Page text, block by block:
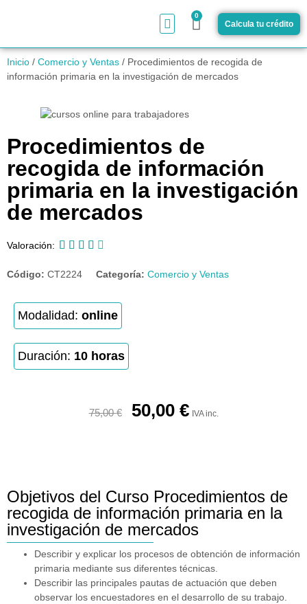
0
Calcula tu crédito
Inicio / Comercio y Ventas / Procedimientos de recogida de
información primaria en la investigación de mercados
Procedimientos de
recogida de información
primaria en la investigación
de mercados
Valoración:     
Código: CT2224 Categoría: Comercio y Ventas
Modalidad: online
Duración: 10 horas
75,00€ 50,00 € IVA inc.
Objetivos del Curso Procedimientos de
recogida de información primaria en la
investigación de mercados
Describir y explicar los procesos de obtención de información
primaria mediante sus diferentes técnicas.
Describir las principales pautas de actuación que deben
observar los encuestadores en el desarrollo de su trabajo.